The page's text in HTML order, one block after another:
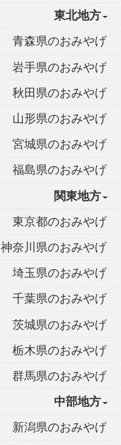
東北地方
青森県のおみやげ
岩手県のおみやげ
秋田県のおみやげ
山形県のおみやげ
宮城県のおみやげ
福島県のおみやげ
関東地方
東京都のおみやげ
神奈川県のおみやげ
埼玉県のおみやげ
千葉県のおみやげ
茨城県のおみやげ
栃木県のおみやげ
群馬県のおみやげ
中部地方
新潟県のおみやげ